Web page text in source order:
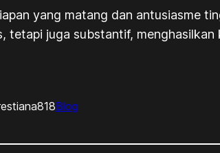
yang matang dan antusiasme
tetapi juga substantif,
Blog